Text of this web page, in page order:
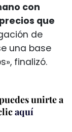
con
que
de
una base
finalizó.
unirte a
aquí